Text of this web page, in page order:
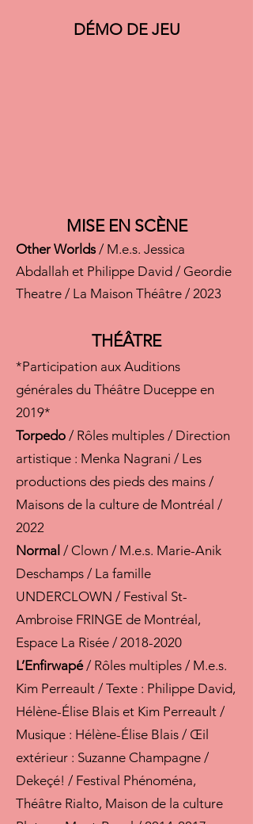
DÉMO DE JEU
MISE EN SCÈNE
Other Worlds/ M.e.s. Jessica
Abdallah et Philippe David / Geordie
Theatre / La Maison Théâtre / 2023
THÉÂTRE
*Participation aux Auditions
générales du Théâtre Duceppe en
2019*
Torpedo / Rôles multiples / Direction
artistique : Menka Nagrani / Les
productions des pieds des mains /
Maisons de la culture de Montréal /
2022
Normal / Clown / M.e.s. Marie-Anik
Deschamps / La famille
UNDERCLOWN / Festival St-
Ambroise FRINGE de Montréal,
Espace La Risée / 2018-2020
L’Enfirwapé/ Rôles multiples / M.e.s.
Kim Perreault / Texte : Philippe David,
Hélène-Élise Blais et Kim Perreault /
Musique : Hélène-Élise Blais / Œil
extérieur : Suzanne Champagne /
Dekeçé! / Festival Phénoména,
Théâtre Rialto, Maison de la culture